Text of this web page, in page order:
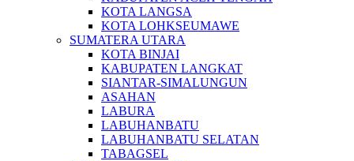
KOTA LANGSA
KOTA LOHKSEUMAWE
SUMATERA UTARA
KOTA BINJAI
KABUPATEN LANGKAT
SIANTAR-SIMALUNGUN
ASAHAN
LABURA
LABUHANBATU
LABUHANBATU SELATAN
TABAGSEL